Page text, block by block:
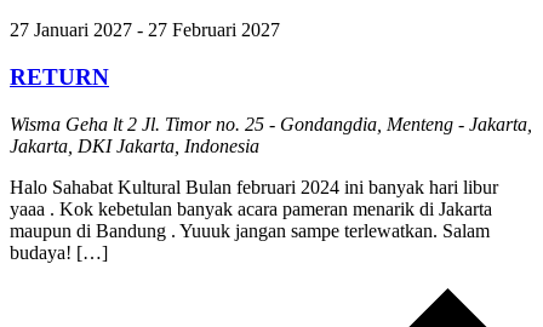
27 Januari 2027 - 27 Februari 2027
RETURN
Wisma Geha lt 2 Jl. Timor no. 25 - Gondangdia, Menteng - Jakarta,
Jakarta, DKI Jakarta, Indonesia
Halo Sahabat Kultural Bulan februari 2024 ini banyak hari libur
yaaa . Kok kebetulan banyak acara pameran menarik di Jakarta
maupun di Bandung . Yuuuk jangan sampe terlewatkan. Salam
budaya! […]